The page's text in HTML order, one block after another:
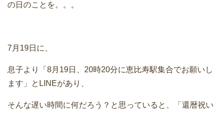
の日のことを。。。
7月19日に、
息子より「8月19日、20時20分に恵比寿駅集合でお願いし
ます」とLINEがあり、
そんな遅い時間に何だろう？と思っていると、「還暦祝い